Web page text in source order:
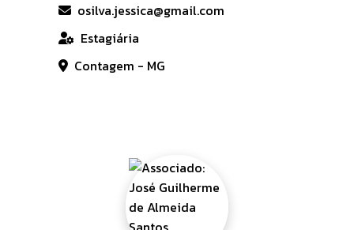
osilva.jessica@gmail.com
Estagiária
Contagem - MG